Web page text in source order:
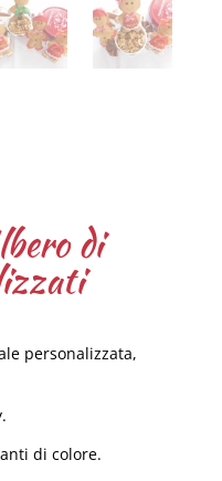
di
personalizzata,
di colore.